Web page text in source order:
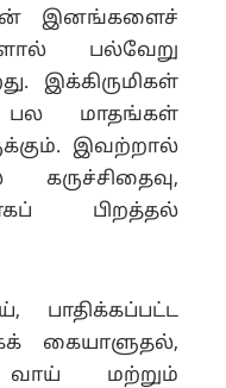
இனங்களைச்
பல்வேறு
இக்கிருமிகள்
பல மாதங்கள்
இவற்றால்
கருச்சிதைவு,
பிறத்தல்
பாதிக்கப்பட்ட
கையாளுதல்,
வாய் மற்றும்